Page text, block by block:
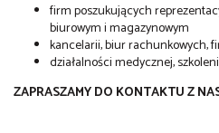
firm poszukujących
biurowym i magazynowym
kancelarii, biur rachunkowych,
działalności medycznej,
ZAPRASZAMY DO KONTAKTU Z